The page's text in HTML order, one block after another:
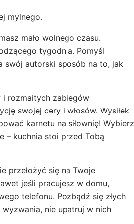
mylnego.
mało wolnego czasu.
tygodnia. Pomyśl
swój autorski sposób na to, jak
i rozmaitych zabiegów
swojej cery i włosów. Wysiłek
karnetu na siłownię! Wybierz
– kuchnia stoi przed Tobą
przełożyć się na Twoje
jeśli pracujesz w domu,
telefonu. Pozbądź się złych
nie upatruj w nich